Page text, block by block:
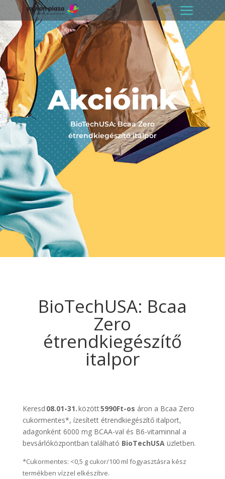
Akcióink
BioTechUSA: Bcaa Zero
étrendkiegészítő italpor
BioTechUSA: Bcaa
Zero
étrendkiegészítő
italpor
Keresd 08.01-31.között5990Ft-os áron a Bcaa Zero
cukormentes*, ízesített étrendkiegészítő italport,
adagonként 6000 mg BCAA-val és B6-vitaminnal a
bevsárlóközpontban található BioTechUSAüzletben.
*Cukormentes: <0,5 g cukor/100 ml fogyasztásra kész
termékben vízzel elkészítve.